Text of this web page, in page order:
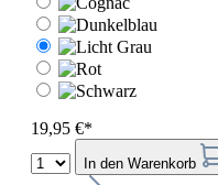
19,95 €*
In den Warenkorb